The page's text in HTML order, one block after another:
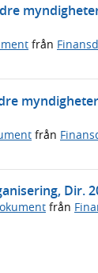
från
från
Dir.
från